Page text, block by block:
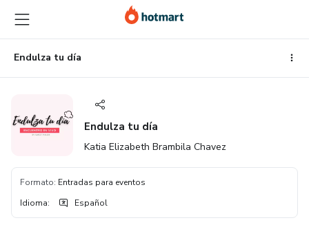
contenido
principal
la
página
de
pie
página
Endulza tu día
Endulza tu día
Katia Elizabeth Brambila Chavez
Formato: Entradas para eventos
Idioma: Español